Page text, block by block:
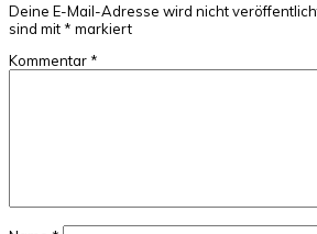
Deine E-Mail-Adresse wird nicht
sind mit * markiert
Kommentar *